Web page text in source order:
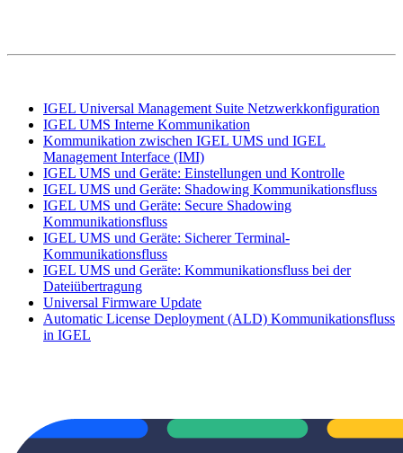
IGEL Universal Management Suite Netzwerkkonfiguration
IGEL UMS Interne Kommunikation
Kommunikation zwischen IGEL UMS und IGEL
Management Interface (IMI)
IGEL UMS und Geräte: Einstellungen und Kontrolle
IGEL UMS und Geräte: Shadowing Kommunikationsfluss
IGEL UMS und Geräte: Secure Shadowing
Kommunikationsfluss
IGEL UMS und Geräte: Sicherer Terminal-
Kommunikationsfluss
IGEL UMS und Geräte: Kommunikationsfluss bei der
Dateiübertragung
Universal Firmware Update
Automatic License Deployment (ALD) Kommunikationsfluss
in IGEL